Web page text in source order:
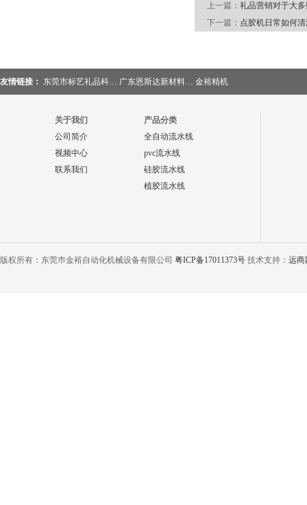
上一篇： 礼品营销对于大
下一篇： 点胶机日常如何
友情链接： 东莞市标艺礼品科… 广东恩斯达新材料… 金裕精机
关于我们
公司简介
视频中心
联系我们
产品分类
全自动流水线
pvc流水线
硅胶流水线
植胶流水线
版权所有：东莞巿金裕自动化机械设备有限公司 粤ICP备17011373号 技术支持： 远商